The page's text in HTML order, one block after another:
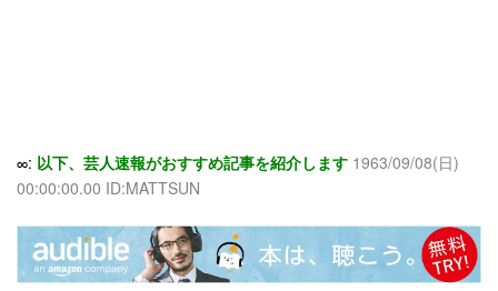
∞: 以下、芸人速報がおすすめ記事を紹介します 1963/09/08(日)
00:00:00.00 ID:MATTSUN